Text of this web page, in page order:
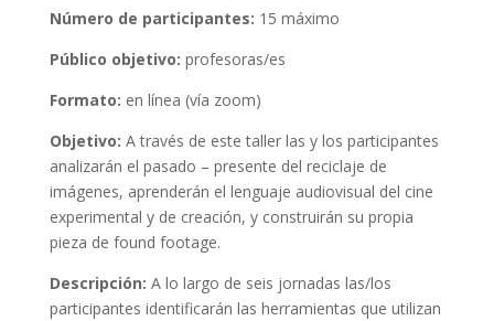
Número de participantes: 15 máximo
Público objetivo: profesoras/es
Formato: en línea (vía zoom)
Objetivo: A través de este taller las y los participantes
analizarán el pasado – presente del reciclaje de
imágenes, aprenderán el lenguaje audiovisual del cine
experimental y de creación, y construirán su propia
pieza de found footage.
Descripción: A lo largo de seis jornadas las/los
participantes identificarán las herramientas que utilizan